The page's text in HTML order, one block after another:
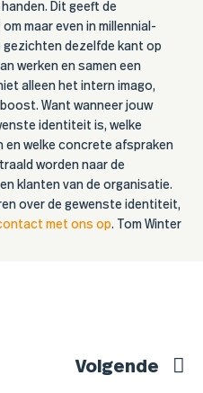
Dit geeft de
om maar even in millennial-
gezichten dezelfde kant op
werken en samen een
alleen het intern imago,
Want wanneer jouw
identiteit is, welke
en welke concrete afspraken
worden naar de
klanten van de organisatie.
over de gewenste identiteit,
met ons op. Tom Winter
Volgende